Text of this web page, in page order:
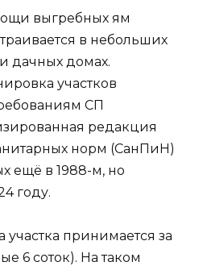
выгребных ям
в небольших
дачных домах.
участков
СП
редакция
норм (СанПиН)
ещё в 1988-м, но
году.
принимается за
6 соток). На таком